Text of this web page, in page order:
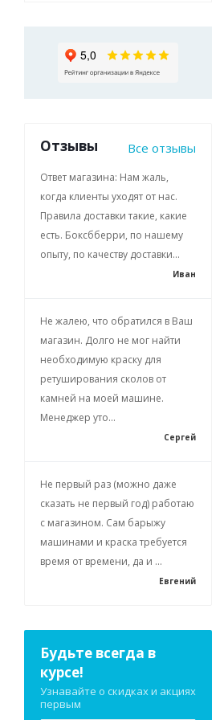
Отзывы Все отзывы
Ответ магазина: Нам жаль,
когда клиенты уходят от нас.
Правила доставки такие, какие
есть. Боксбберри, по нашему
опыту, по качеству доставки...
Иван
Не жалею, что обратился в Ваш
магазин. Долго не мог найти
необходимую краску для
ретуширования сколов от
камней на моей машине.
Менеджер уто...
Сергей
Не первый раз (можно даже
сказать не первый год) работаю
с магазином. Сам барыжу
машинами и краска требуется
время от времени, да и ...
Евгений
Будьте всегда в
курсе!
Узнавайте о скидках и акциях
первым